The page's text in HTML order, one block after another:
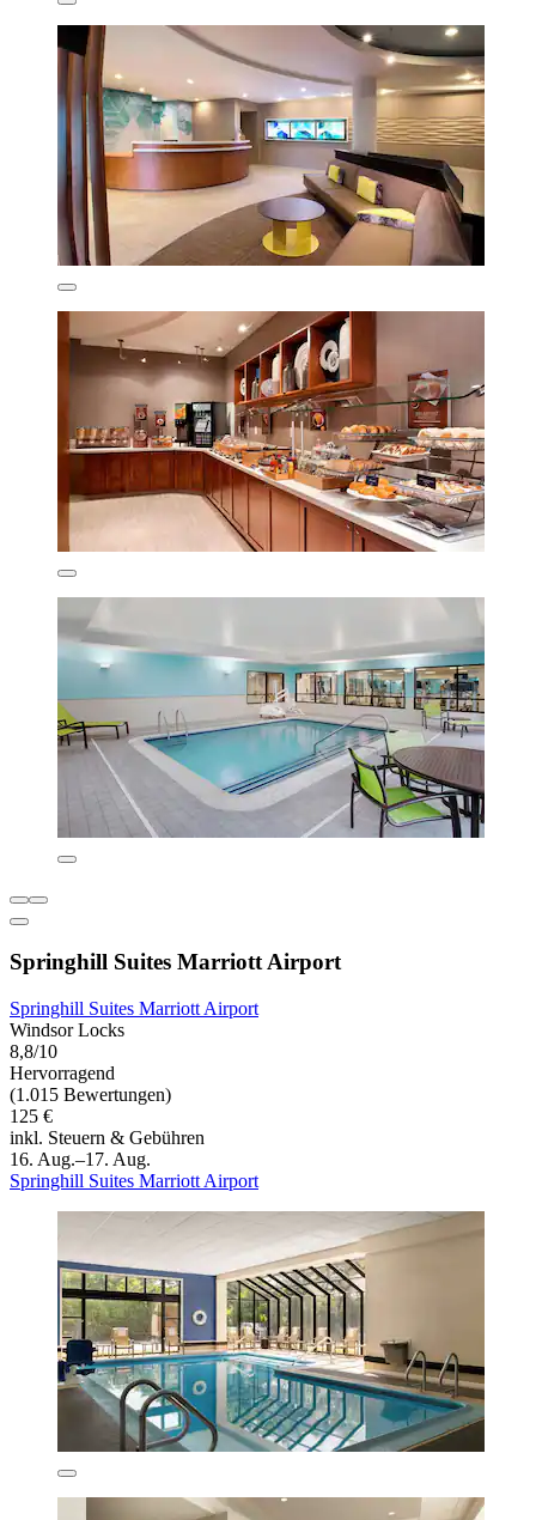
Springhill Suites Marriott Airport
Springhill Suites Marriott Airport
Windsor Locks
8,8/10
Hervorragend
(1.015 Bewertungen)
125 €
inkl. Steuern & Gebühren
16. Aug.–17. Aug.
Springhill Suites Marriott Airport